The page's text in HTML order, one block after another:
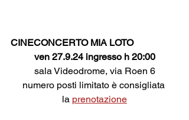
CINECONCERTO MIA LOTO
ven 27.9.24 ingresso h 20:00
sala Videodrome, via Roen 6
numero posti limitato è consigliata
la prenotazione